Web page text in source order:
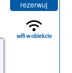
rezerwuj
wifi w obiekcie